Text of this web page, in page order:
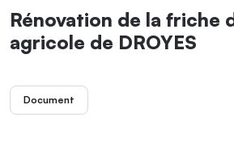
Rénovation de la friche
agricole de DROYES
Document